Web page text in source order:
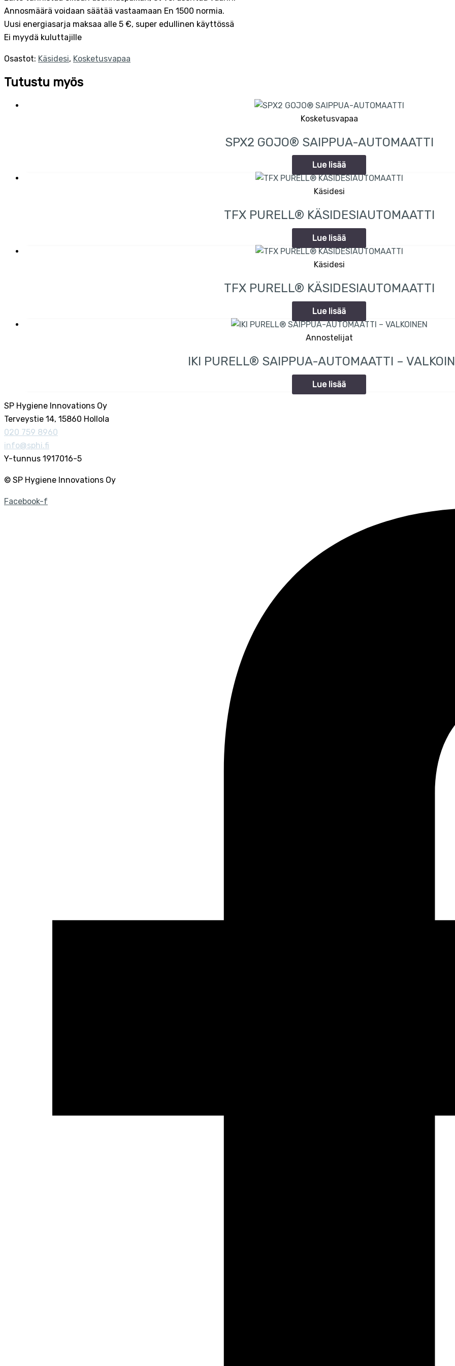
Annosmäärä voidaan säätää vastaamaan En 1500 normia.
Uusi energiasarja maksaa alle 5 €, super edullinen käyttössä
Ei myydä kuluttajille
Osastot: Käsidesi, Kosketusvapaa
Tutustu myös
Kosketusvapaa
SPX2 GOJO® SAIPPUA-AUTOMAATTI
Lue lisää
Käsidesi
TFX PURELL® KÄSIDESIAUTOMAATTI
Lue lisää
Käsidesi
TFX PURELL® KÄSIDESIAUTOMAATTI
Lue lisää
Annostelijat
IKI PURELL® SAIPPUA-AUTOMAATTI –
Lue lisää
SP Hygiene Innovations Oy
Terveystie 14, 15860 Hollola
020 759 8960
info@sphi.fi
Y-tunnus 1917016-5
© SP Hygiene Innovations Oy
Facebook-f